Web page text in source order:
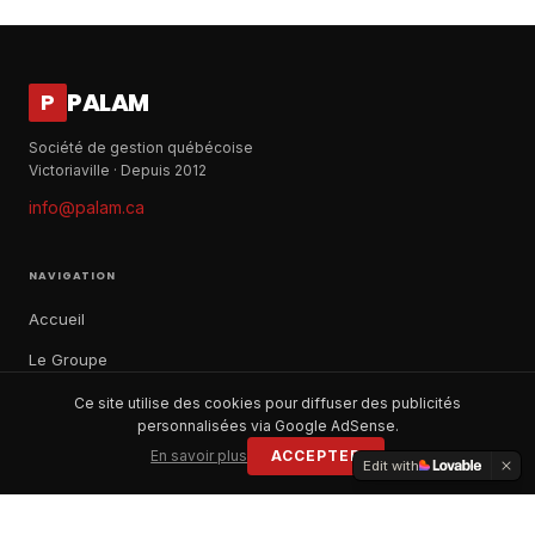
P PALAM
Société de gestion québécoise
Victoriaville · Depuis 2012
info@palam.ca
NAVIGATION
Accueil
Le Groupe
Notre histoire
Ce site utilise des cookies pour diffuser des publicités
personnalisées via Google AdSense.
En savoir plus
ACCEPTER
Edit with